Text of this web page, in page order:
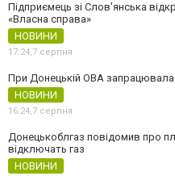
Підприємець зі Слов'янська
«Власна справа»
НОВИНИ
17:24,7 серпня
При Донецькій ОВА запрацювала
НОВИНИ
16:24,7 серпня
Донецькоблгаз повідомив про
відключать газ
НОВИНИ